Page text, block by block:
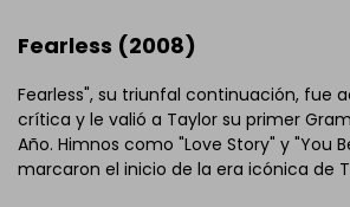
Fearless (2008)
Fearless", su triunfal continuación, fue
crítica y le valió a Taylor su primer
Año. Himnos como "Love Story" y "You
marcaron el inicio de la era icónica de